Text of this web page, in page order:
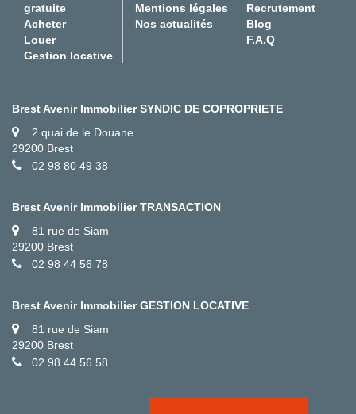
gratuite
Acheter
Louer
Gestion locative
Mentions légales
Nos actualités
Recrutement
Blog
F.A.Q
Brest Avenir Immobilier SYNDIC DE COPROPRIETE
2 quai de le Douane
29200 Brest
02 98 80 49 38
Brest Avenir Immobilier TRANSACTION
81 rue de Siam
29200 Brest
02 98 44 56 78
Brest Avenir Immobilier GESTION LOCATIVE
81 rue de Siam
29200 Brest
02 98 44 56 58